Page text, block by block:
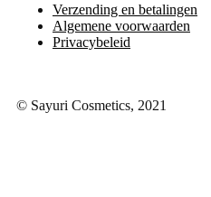
Verzending en betalingen
Algemene voorwaarden
Privacybeleid
© Sayuri Cosmetics, 2021